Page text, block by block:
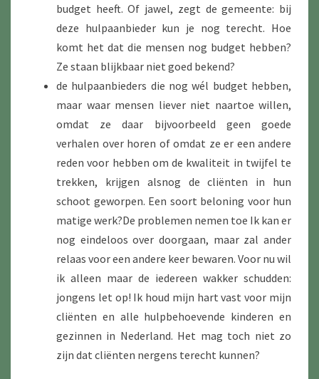
budget heeft. Of jawel, zegt de gemeente: bij
deze hulpaanbieder kun je nog terecht. Hoe
komt het dat die mensen nog budget hebben?
Ze staan blijkbaar niet goed bekend?
de hulpaanbieders die nog wél budget hebben,
maar waar mensen liever niet naartoe willen,
omdat ze daar bijvoorbeeld geen goede
verhalen over horen of omdat ze er een andere
reden voor hebben om de kwaliteit in twijfel te
trekken, krijgen alsnog de cliënten in hun
schoot geworpen. Een soort beloning voor hun
matige werk?De problemen nemen toe Ik kan er
nog eindeloos over doorgaan, maar zal ander
relaas voor een andere keer bewaren. Voor nu wil
ik alleen maar de iedereen wakker schudden:
jongens let op! Ik houd mijn hart vast voor mijn
cliënten en alle hulpbehoevende kinderen en
gezinnen in Nederland. Het mag toch niet zo
zijn dat cliënten nergens terecht kunnen?